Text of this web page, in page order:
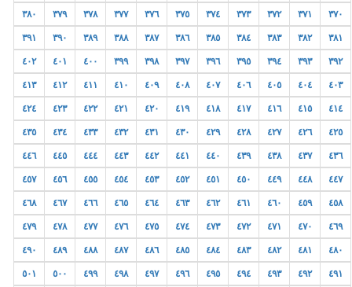
٣٧٠ ٣٧١ ٣٧٢ ٣٧٣ ٣٧٤ ٣٧٥ ٣٧٦ ٣٧٧ ٣٧٨ ٣٧٩ ٣٨٠
٣٨١ ٣٨٢ ٣٨٣ ٣٨٤ ٣٨٥ ٣٨٦ ٣٨٧ ٣٨٨ ٣٨٩ ٣٩٠ ٣٩١
٣٩٢ ٣٩٣ ٣٩٤ ٣٩٥ ٣٩٦ ٣٩٧ ٣٩٨ ٣٩٩ ٤٠٠ ٤٠١ ٤٠٢
٤٠٣ ٤٠٤ ٤٠٥ ٤٠٦ ٤٠٧ ٤٠٨ ٤٠٩ ٤١٠ ٤١١ ٤١٢ ٤١٣
٤١٤ ٤١٥ ٤١٦ ٤١٧ ٤١٨ ٤١٩ ٤٢٠ ٤٢١ ٤٢٢ ٤٢٣ ٤٢٤
٤٢٥ ٤٢٦ ٤٢٧ ٤٢٨ ٤٢٩ ٤٣٠ ٤٣١ ٤٣٢ ٤٣٣ ٤٣٤ ٤٣٥
٤٣٦ ٤٣٧ ٤٣٨ ٤٣٩ ٤٤٠ ٤٤١ ٤٤٢ ٤٤٣ ٤٤٤ ٤٤٥ ٤٤٦
٤٤٧ ٤٤٨ ٤٤٩ ٤٥٠ ٤٥١ ٤٥٢ ٤٥٣ ٤٥٤ ٤٥٥ ٤٥٦ ٤٥٧
٤٥٨ ٤٥٩ ٤٦٠ ٤٦١ ٤٦٢ ٤٦٣ ٤٦٤ ٤٦٥ ٤٦٦ ٤٦٧ ٤٦٨
٤٦٩ ٤٧٠ ٤٧١ ٤٧٢ ٤٧٣ ٤٧٤ ٤٧٥ ٤٧٦ ٤٧٧ ٤٧٨ ٤٧٩
٤٨٠ ٤٨١ ٤٨٢ ٤٨٣ ٤٨٤ ٤٨٥ ٤٨٦ ٤٨٧ ٤٨٨ ٤٨٩ ٤٩٠
٤٩١ ٤٩٢ ٤٩٣ ٤٩٤ ٤٩٥ ٤٩٦ ٤٩٧ ٤٩٨ ٤٩٩ ٥٠٠ ٥٠١